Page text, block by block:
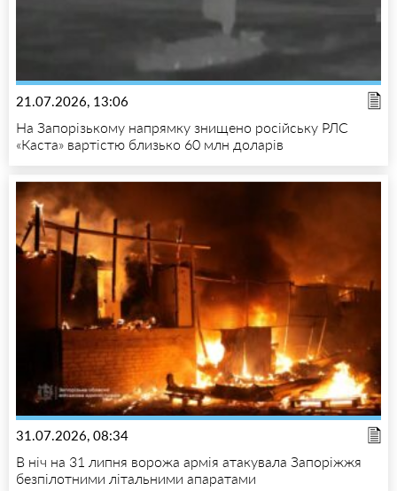
21.07.2026, 13:06
На Запорізькому напрямку знищено російську РЛС
«Каста» вартістю близько 60 млн доларів
31.07.2026, 08:34
В ніч на 31 липня ворожа армія атакувала Запоріжжя
безпілотними літальними апаратами